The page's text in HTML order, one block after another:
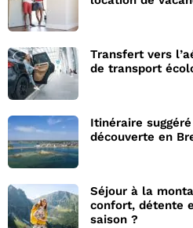
Transfert vers
de transport
Itinéraire
découverte en
Séjour à la
confort, détente
saison ?